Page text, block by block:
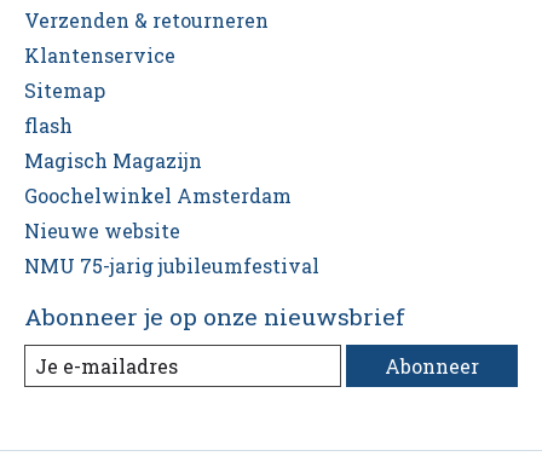
Verzenden & retourneren
Klantenservice
Sitemap
flash
Magisch Magazijn
Goochelwinkel Amsterdam
Nieuwe website
NMU 75-jarig jubileumfestival
Abonneer je op onze nieuwsbrief
Abonneer